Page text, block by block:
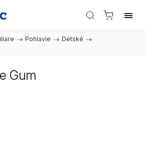
/ Pohlavie / Detské /
Gum